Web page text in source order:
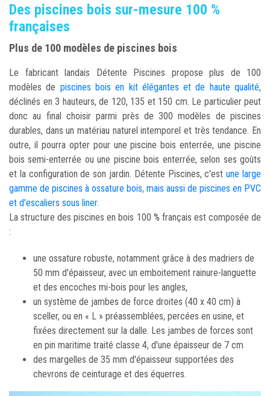
Des piscines bois sur-mesure 100 %
françaises
Plus de 100 modèles de piscines bois
Le fabricant landais Détente Piscines propose plus de 100
modèles de piscines bois en kit élégantes et de haute qualité,
déclinés en 3 hauteurs, de 120, 135 et 150 cm. Le particulier peut
donc au final choisir parmi près de 300 modèles de piscines
durables, dans un matériau naturel intemporel et très tendance. En
outre, il pourra opter pour une piscine bois enterrée, une piscine
bois semi-enterrée ou une piscine bois enterrée, selon ses goûts
et la configuration de son jardin. Détente Piscines, c'estune large
gamme de piscines à ossature bois, mais aussi de piscines en PVC
et d'escaliers sous liner.
La structure des piscines en bois 100 % français est composée de
:
une ossature robuste, notamment grâce à des madriers de
50 mm d'épaisseur, avec un emboitement rainure-languette
et des encoches mi-bois pour les angles,
un système de jambes de force droites (40 x 40 cm) à
sceller, ou en « L » préassemblées, percées en usine, et
fixées directement sur la dalle. Les jambes de forces sont
en pin maritime traité classe 4, d'une épaisseur de 7 cm
des margelles de 35 mm d'épaisseur supportées des
chevrons de ceinturage et des équerres.